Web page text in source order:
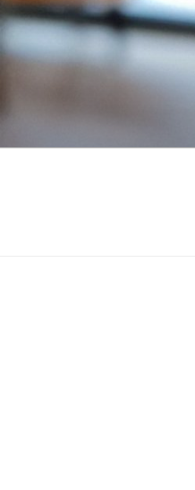
Zum
Inhalt
springen